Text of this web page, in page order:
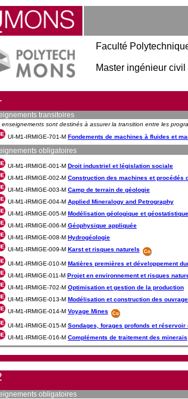
Faculté
Master ingénieur
transitoires
enseignements sont destinés à assurer la transition entre les
UI-M1-IRMIGE-701-M Fondements de machines à fluides et
obligatoires
UI-M1-IRMIGE-001-M Droit industriel et législation sociale
UI-M1-IRMIGE-002-M Construction des machines et procédés
UI-M1-IRMIGE-003-M Camp de terrain de géologie
UI-M1-IRMIGE-004-M Applied Mineralogy and Petrography
UI-M1-IRMIGE-005-M Modélisation géologique et géostatistique
UI-M1-IRMIGE-006-M Géophysique appliquée
UI-M1-IRMIGE-008-M Hydrogéologie
UI-M1-IRMIGE-009-M Karst et risques naturels
UI-M1-IRMIGE-010-M Matières premières et développement
UI-M1-IRMIGE-011-M Projet en environnement et risques
UI-M1-IRMIGE-702-M Optimisation et gestion de la production
UI-M1-IRMIGE-013-M Modélisation et construction des
UI-M1-IRMIGE-014-M Voyage Mines
UI-M1-IRMIGE-015-M Sondages, forages profonds et réservoir
UI-M1-IRMIGE-016-M Compléments de traitement des minerais
obligatoires